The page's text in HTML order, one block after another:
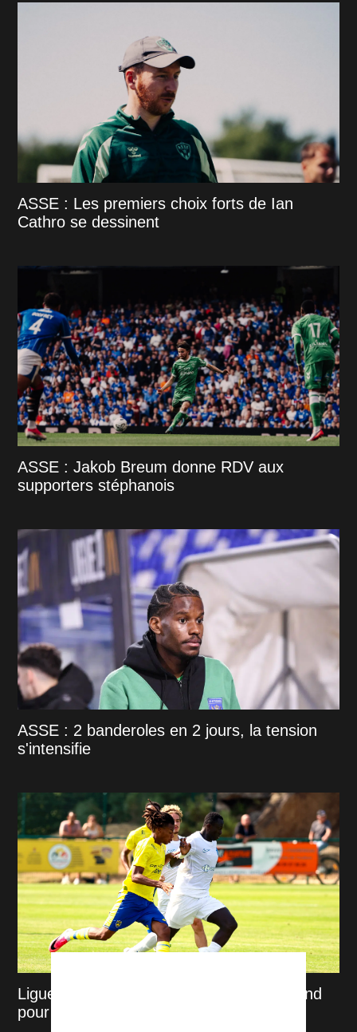
ASSE : Les premiers choix forts de Ian
Cathro se dessinent
ASSE : Jakob Breum donne RDV aux
supporters stéphanois
ASSE : 2 banderoles en 2 jours, la tension
s'intensifie
Ligue 2 : Sochaux voit les choses en grand
pour recevoir l'ASSE